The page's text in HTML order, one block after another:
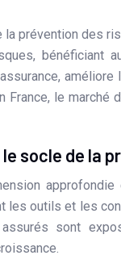
prévention des
bénéficiant
améliore
le marché
socle de la
les outils et les
sont